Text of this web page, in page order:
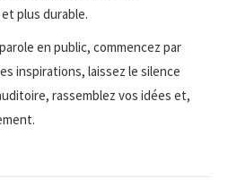
plus durable.
en public, commencez par
inspirations, laissez le silence
rassemblez vos idées et,